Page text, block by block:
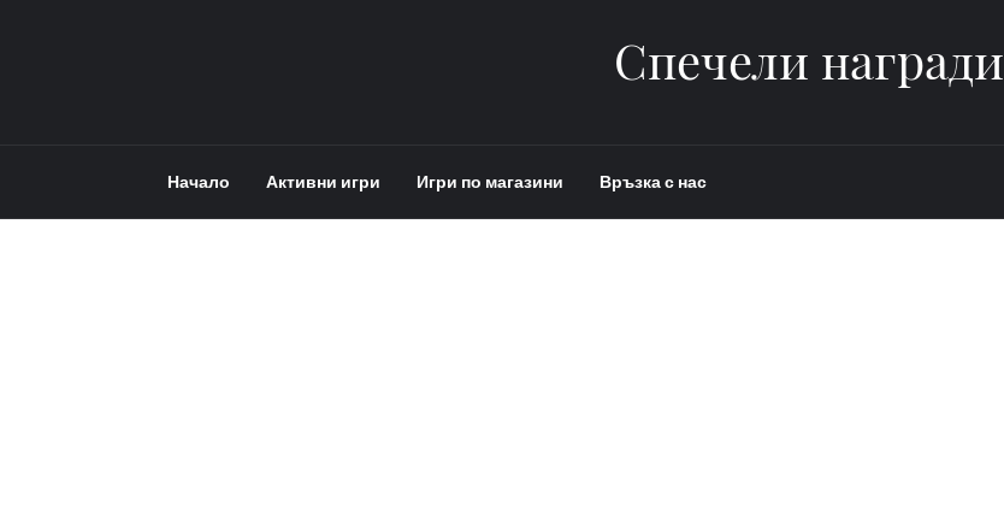
Спечели награди
Начало Активни игри Игри по магазини Връзка с нас